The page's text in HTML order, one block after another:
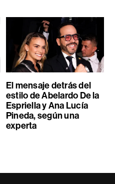
El mensaje detrás del
estilo de Abelardo De la
Espriella y Ana Lucía
Pineda, según una
experta